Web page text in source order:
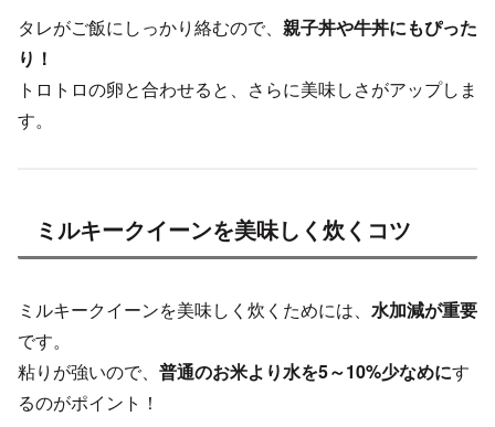
タレがご飯にしっかり絡むので、 親子丼や牛丼にもぴった
り！
トロトロの卵と合わせると、さらに美味しさがアップしま
す。
ミルキークイーンを美味しく炊くコツ
ミルキークイーンを美味しく炊くためには、 水加減が重要
です。
粘りが強いので、 普通のお米より水を5～10%少なめにす
るのがポイント！